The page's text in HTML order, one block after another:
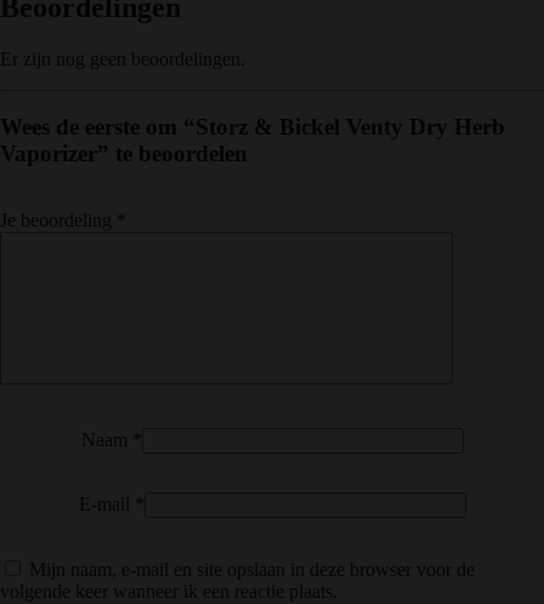
Beoordelingen
Er zijn nog geen beoordelingen.
Wees de eerste om “Storz & Bickel Venty Dry Herb
Vaporizer” te beoordelen
Je beoordeling
Naam
E-mail
Mijn naam, e-mail en site opslaan in deze browser voor de
volgende keer wanneer ik een reactie plaats.